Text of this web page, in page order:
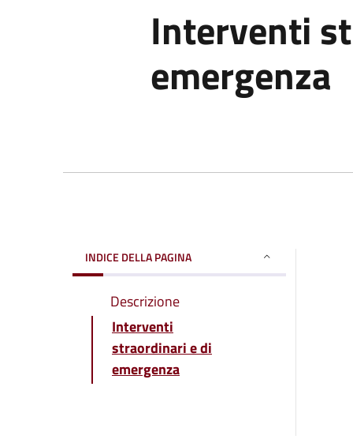
Interventi
emergenza
INDICE DELLA PAGINA
Descrizione
Interventi
straordinari e di
emergenza